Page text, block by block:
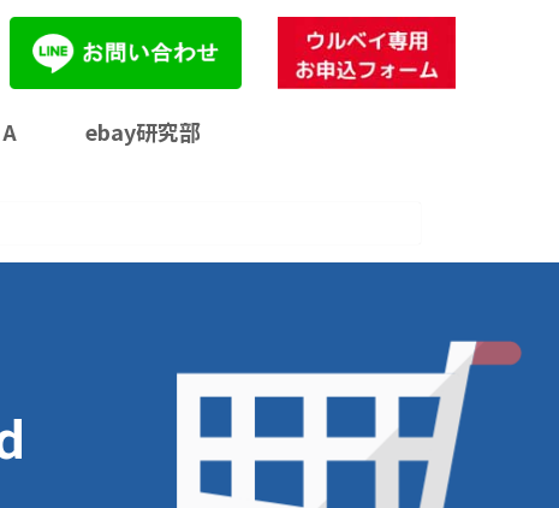
ebay研究部